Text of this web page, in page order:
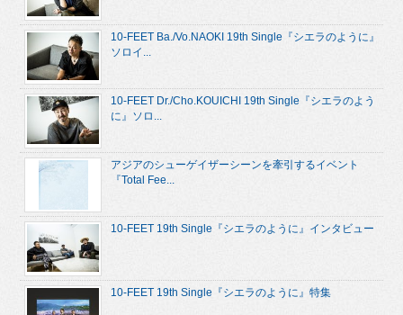
10-FEET Ba./Vo.NAOKI 19th Single『シエラのように』
ソロイ...
10-FEET Dr./Cho.KOUICHI 19th Single『シエラのよう
に』ソロ...
アジアのシューゲイザーシーンを牽引するイベント
『Total Fee...
10-FEET 19th Single『シエラのように』インタビュー
10-FEET 19th Single『シエラのように』特集